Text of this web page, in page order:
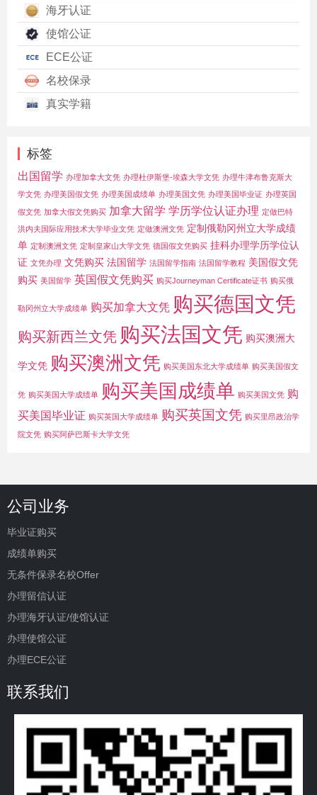
海牙认证
使馆公证
ECE公证
名校保录
真实学籍
标签
出国留学 办理加拿大文凭 办理杜伊斯堡-埃森大学文凭 办理牛津布鲁克斯大
学文凭 办理美国假文凭 办理美国成绩单 办理美国文凭 办理美国毕业证 办理英国
假文凭 加拿大假文凭购买 加拿大留学 学历学位认证办理 定做巴特
洪内夫国际应用技术大学毕业文凭 定做澳洲文凭 定制俄勒冈州立大学成绩
单 定制澳洲文凭 定制皇家山大学文凭 德国假文凭购买 挂科办理学历学位认
证 文凭办理 文凭购买 法国留学 法国留学指南 法国留学教程 美国假文凭
购买 美国留学 英国假文凭购买 购买Journeyman Certificate证书 购买俄
勒冈州立大学成绩单 购买加拿大文凭 购买德国文凭
购买新西兰文凭 购买法国文凭 购买澳洲大
学文凭 购买澳洲文凭 购买美国东北大学成绩单 购买美国假文
凭 购买美国大学成绩单 购买美国成绩单 购买美国文凭 购
买美国毕业证 购买英国大学成绩单 购买英国文凭 购买里昂政治学
院文凭 购买阿萨巴斯卡大学文凭
公司业务
毕业证购买
成绩单购买
无条件保录名校Offer
办理留信认证
办理海牙认证/使馆认证
办理使馆公证
办理ECE公证
联系我们